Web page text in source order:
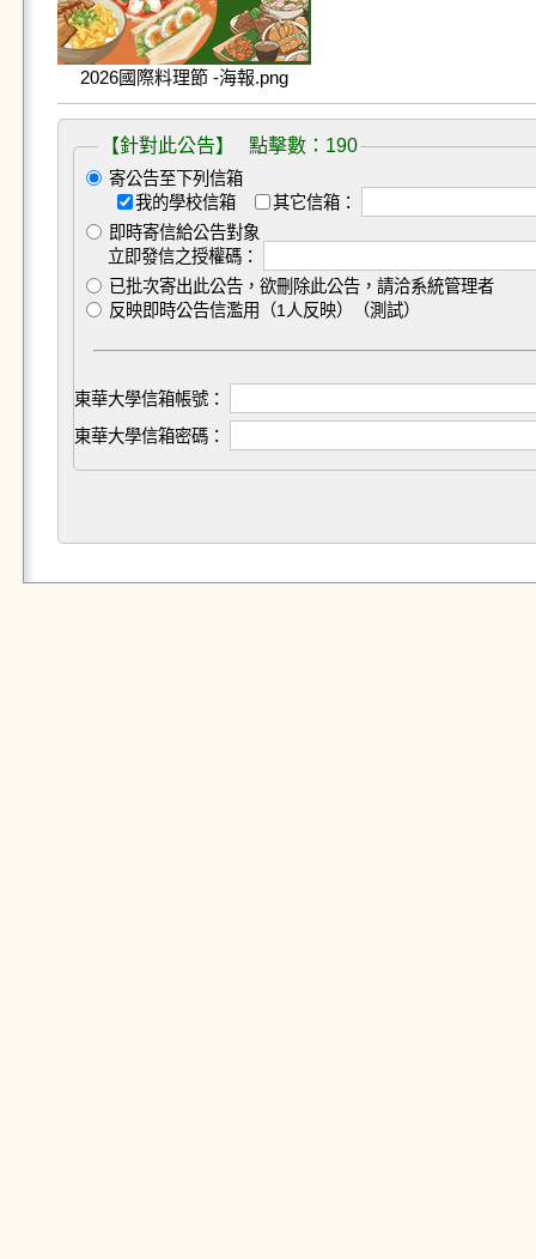
2026國際料理節 -海報.png
【針對此公告】 點擊數：190
寄公告至下列信箱
我的學校信箱
其它信箱：
即時寄信給公告對象
立即發信之授權碼：
已批次寄出此公告，欲刪除此公告，請洽系統管理者
反映即時公告信濫用（1人反映）（測試）
東華大學信箱帳號：
東華大學信箱密碼：